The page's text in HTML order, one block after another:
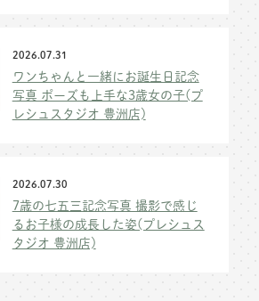
2026.07.31
ワンちゃんと一緒にお誕生日記念
写真 ポーズも上手な3歳女の子(プ
レシュスタジオ 豊洲店)
2026.07.30
7歳の七五三記念写真 撮影で感じ
るお子様の成長した姿(プレシュス
タジオ 豊洲店)